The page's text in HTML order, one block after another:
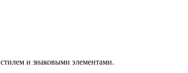
и знаковыми элементами.